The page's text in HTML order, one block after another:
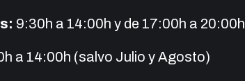
9:30h a 14:00h y de 17:00h a 20:00h
a 14:00h (salvo Julio y Agosto)